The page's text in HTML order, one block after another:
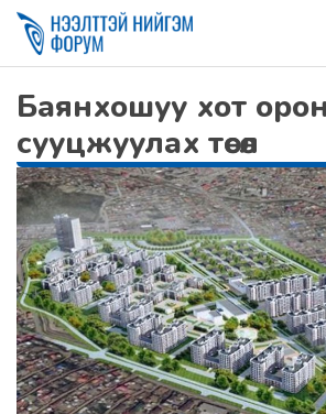
Баянхошуу хот орон
сууцжуулах төсөл